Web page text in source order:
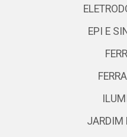
EPI E
JARDIM